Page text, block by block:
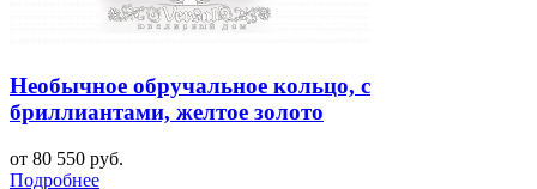
Необычное обручальное кольцо, с
бриллиантами, желтое золото
от 80 550 руб.
Подробнее